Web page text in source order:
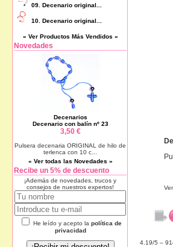
09. Decenario original...
10. Decenario original...
« Ver Productos Más Vendidos »
Novedades
Decenarios
Decenario con balín nº 23
3,50 €
Pulsera decenaria ORIGINAL de hilo de
terlenca con 10 c...
« Ver todas las Novedades »
Recibe un 5% de descuento
¡Además de novedades, trucos y
consejos de nuestros expertos!
He leído y acepto la política de
privacidad
4.19/5 –